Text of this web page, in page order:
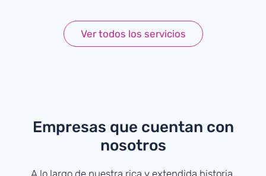
Ver todos los servicios
Empresas que cuentan con
nosotros
A lo largo de nuestra rica y extendida historia,